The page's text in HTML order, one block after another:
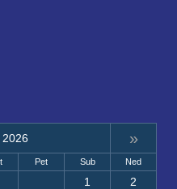
»
Pet Sub Ned
1
2